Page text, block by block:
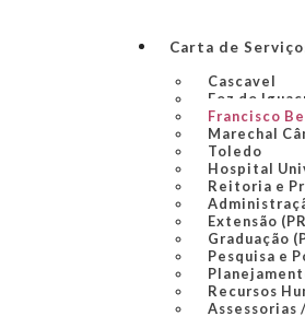
Carta de
Cascavel
Foz do
Francisco
Marechal
Toledo
Hospital
Reitoria e
Extensão
Graduação
Pesquisa e
Recursos
Assessorias